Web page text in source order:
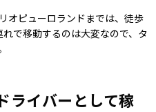
オピューロランドまでは、徒歩
で移動するのは大変なので、タ
ライバーとして稼